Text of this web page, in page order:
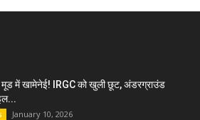
में खामेनेई! IRGC को खुली छूट, अंडरग्राउंड
January 10, 2026